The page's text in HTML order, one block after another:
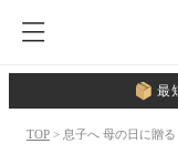
最
TOP > 息子へ 母の日に贈る